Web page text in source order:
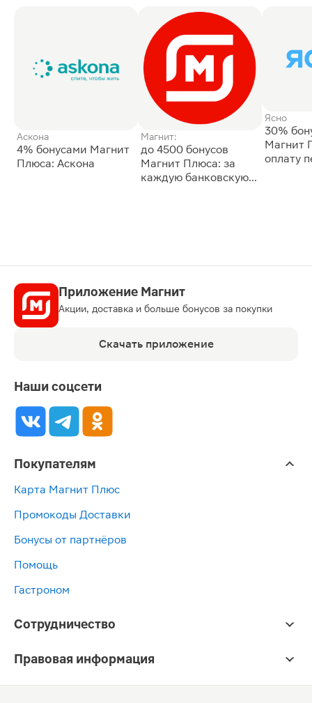
Аскона
4% бонусами Магнит
Плюса: Аскона
Магнит:
до 4500 бонусов
Магнит Плюса: за
каждую банковскую
Ясно
30%
Магнит
оплату
Приложение Магнит
Акции, доставка и больше бонусов за покупки
Скачать приложение
Наши соцсети
Покупателям
Карта Магнит Плюс
Промокоды Доставки
Бонусы от партнёров
Помощь
Гастроном
Сотрудничество
Правовая информация